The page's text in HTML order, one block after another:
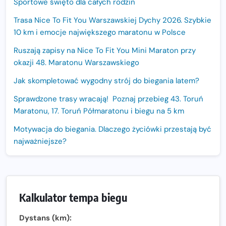
Trasa Nice To Fit You Warszawskiej Dychy 2026. Szybkie
10 km i emocje największego maratonu w Polsce
Ruszają zapisy na Nice To Fit You Mini Maraton przy
okazji 48. Maratonu Warszawskiego
Jak skompletować wygodny strój do biegania latem?
Sprawdzone trasy wracają! Poznaj przebieg 43. Toruń
Maratonu, 17. Toruń Półmaratonu i biegu na 5 km
Motywacja do biegania. Dlaczego życiówki przestają być
najważniejsze?
Sprawdzony przebieg i profil stworzony do szybkiego
biegania
Kalkulator tempa biegu
Dystans (km):